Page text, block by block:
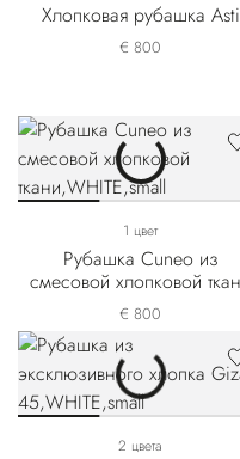
Хлопковая рубашка Asti
€ 800
1 цвет
Рубашка Cuneo из
смесовой хлопковой
€ 800
2 цвета